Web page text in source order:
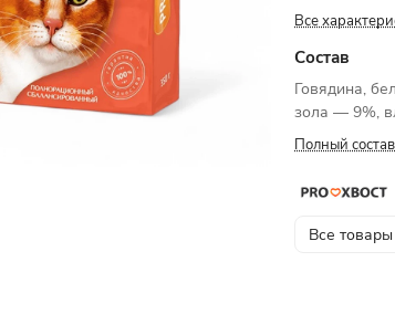
Все
Состав
Говядина,
зола — 9%,
Полный состав
Все